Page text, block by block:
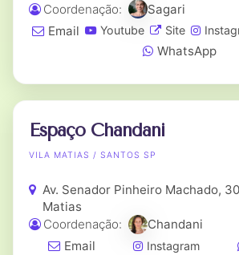
Coordenação:
Sagari
Email
Youtube Site
WhatsApp
Espaço Chandani
VILA MATIAS / SANTOS SP
Av. Senador Pinheiro Machado,
Matias
Coordenação:
Chandani
Email
Instagram